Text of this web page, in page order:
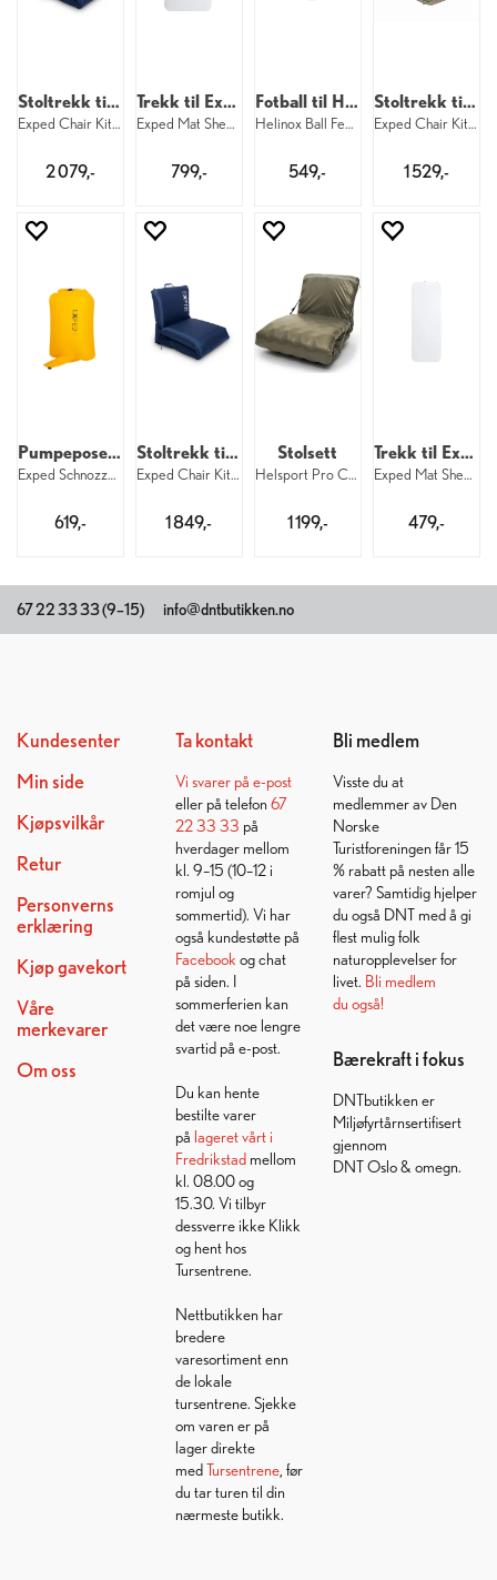
Stoltrekk til Exped LW
Exped Chair Kit LW Navy
2 079,-
Trekk til Exped Duo LW
Exped Mat Sheet Duo LW
799,-
Fotball til Helinox
Helinox Ball Feet Set 55 mm
549,-
Stoltrekk til Exped M
Exped Chair Kit M MossGreen
1 529,-
Pumpepose til Exped 43 liter
Exped Schnozzel Pumpbag UL M Yellow
619,-
Stoltrekk til Exped M
Exped Chair Kit M Navy
1 849,-
Stolsett
Helsport Pro Chair Kit 67310
1 199,-
Trekk til Exped M
Exped Mat Sheet M
479,-
67 22 33 33 (9–15) info@dntbutikken.no
Kundesenter
Min side
Kjøpsvilkår
Retur
Personverns
erklæring
Kjøp gavekort
Våre
merkevarer
Om oss
Ta kontakt
Vi svarer på e-post
eller på telefon 67
22 33 33 på
hverdager mellom
kl. 9–15 (10–12 i
romjul og
sommertid). Vi har
også kundestøtte på
Facebook og chat
på siden. I
sommerferien kan
det være noe lengre
svartid på e-post.
Du kan hente
bestilte varer
på lageret vårt i
Fredrikstadmellom
kl. 08.00 og
15.30. Vi tilbyr
dessverre ikke Klikk
og hent hos
Tursentrene.
Nettbutikken har
bredere
varesortiment enn
de lokale
tursentrene. Sjekke
om varen er på
lager direkte
medTursentrene, før
du tar turen til din
nærmeste butikk.
Bli medlem
Visste du at
medlemmer av Den
Norske
Turistforeningen får 15
% rabatt på nesten alle
varer? Samtidig hjelper
du også DNT med å gi
flest mulig folk
naturopplevelser for
livet. Bli medlem
du også!
Bærekraft i fokus
DNTbutikken er
Miljøfyrtårnsertifisert
gjennom
DNT Oslo & omegn.